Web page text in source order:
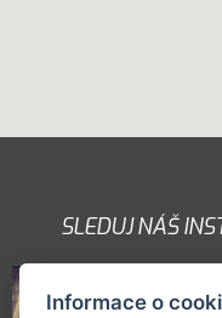
SLEDUJ NÁŠ
Informace o